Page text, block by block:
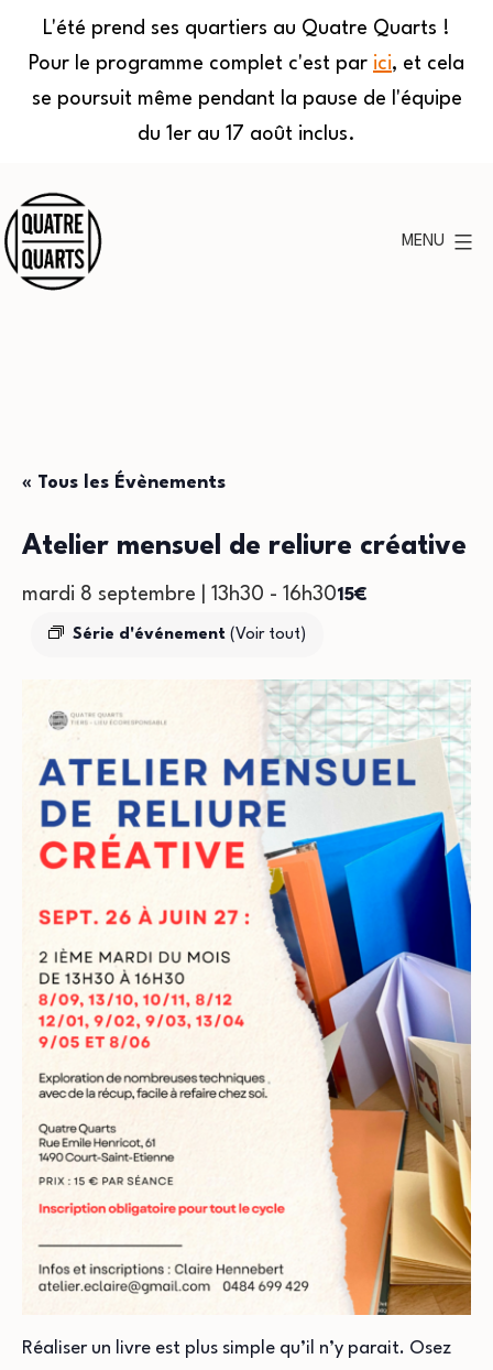
L'été prend ses quartiers au Quatre Quarts !
Pour le programme complet c'est par ici, et cela
se poursuit même pendant la pause de l'équipe
du 1er au 17 août inclus.
au
contenu
MENU
« Tous les Évènements
Atelier mensuel de reliure créative
mardi 8 septembre | 13h30 - 16h30
Série d'événement (Voir tout)
15€
Réaliser un livre est plus simple qu’il n’y parait. Osez